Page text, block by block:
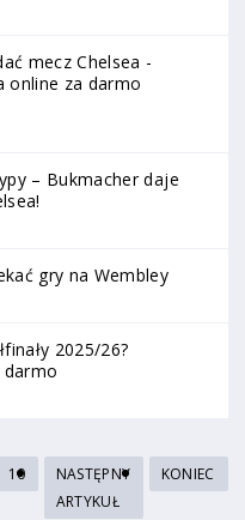
mecz Chelsea -
online za darmo
– Bukmacher daje
gry na Wembley
2025/26?
darmo
10
NASTĘPNY
ARTYKUŁ
KONIEC